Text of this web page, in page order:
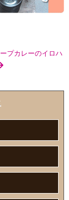
プカレーのイロハ